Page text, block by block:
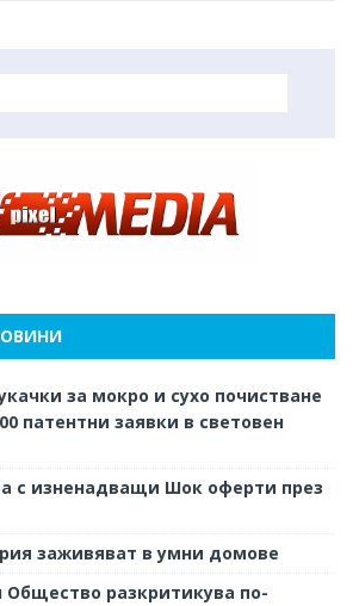
за мокро и сухо почистване
патентни заявки в световен
с изненадващи Шок оферти през
заживяват в умни домове
разкритикува по-